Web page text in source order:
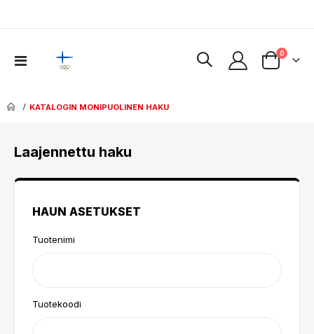
Toggle
Cart
0tuotteet
KATALOGIN MONIPUOLINEN HAKU
Laajennettu haku
HAUN ASETUKSET
Tuotenimi
Tuotekoodi